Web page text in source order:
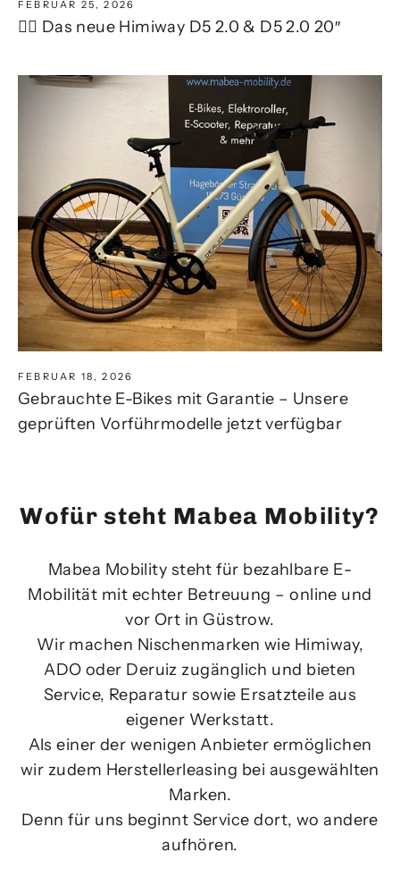
FEBRUAR 25, 2026
🚴‍♂️ Das neue Himiway D5 2.0 & D5 2.0 20″
FEBRUAR 18, 2026
Gebrauchte E-Bikes mit Garantie – Unsere
geprüften Vorführmodelle jetzt verfügbar
Wofür steht Mabea Mobility?
Mabea Mobility steht für bezahlbare E-
Mobilität mit echter Betreuung – online und
vor Ort in Güstrow.
Wir machen Nischenmarken wie Himiway,
ADO oder Deruiz zugänglich und bieten
Service, Reparatur sowie Ersatzteile aus
eigener Werkstatt.
Als einer der wenigen Anbieter ermöglichen
wir zudem Herstellerleasing bei ausgewählten
Marken.
Denn für uns beginnt Service dort, wo andere
aufhören.